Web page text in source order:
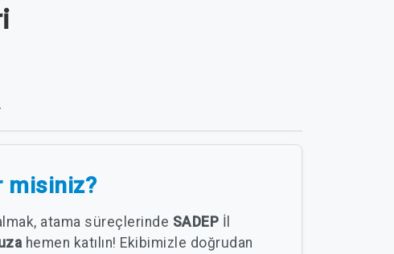
misiniz?
atama süreçlerinde SADEP İl
hemen katılın! Ekibimizle doğrudan